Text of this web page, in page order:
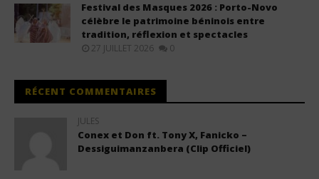
Festival des Masques 2026 : Porto-Novo
célèbre le patrimoine béninois entre
tradition, réflexion et spectacles
27 JUILLET 2026 0
RÉCENT COMMENTAIRES
JULES
Conex et Don ft. Tony X, Fanicko –
Dessiguimanzanbera (Clip Officiel)